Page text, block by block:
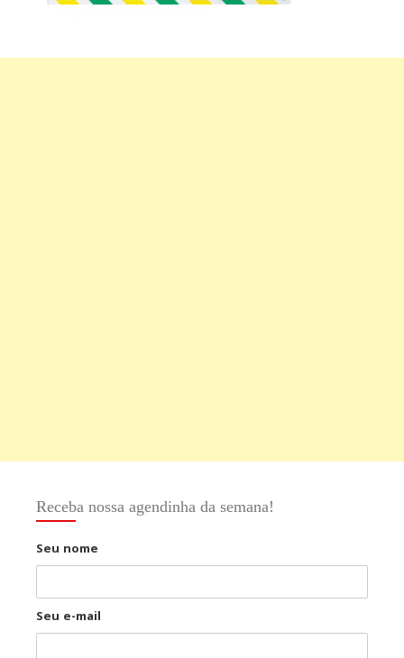
Receba nossa agendinha da semana!
Seu nome
Seu e-mail